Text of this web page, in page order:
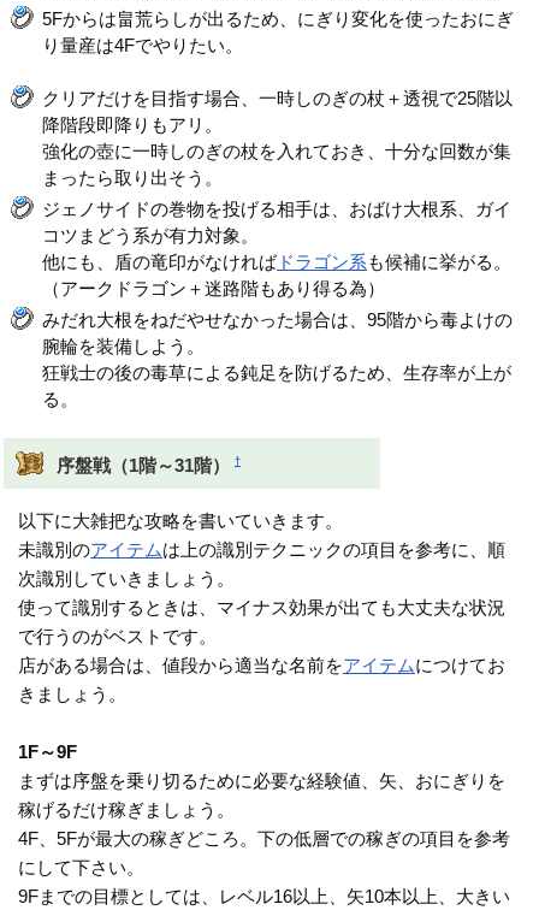
5Fからは畠荒らしが出るため、にぎり変化を使ったおにぎ
り量産は4Fでやりたい。
クリアだけを目指す場合、一時しのぎの杖＋透視で25階以
降階段即降りもアリ。
強化の壺に一時しのぎの杖を入れておき、十分な回数が集
まったら取り出そう。
ジェノサイドの巻物を投げる相手は、おばけ大根系、ガイ
コツまどう系が有力対象。
他にも、盾の竜印がなければドラゴン系も候補に挙がる。
（アークドラゴン＋迷路階もあり得る為）
みだれ大根をねだやせなかった場合は、95階から毒よけの
腕輪を装備しよう。
狂戦士の後の毒草による鈍足を防げるため、生存率が上が
る。
序盤戦（1階～31階） †
以下に大雑把な攻略を書いていきます。
未識別のアイテムは上の識別テクニックの項目を参考に、順
次識別していきましょう。
使って識別するときは、マイナス効果が出ても大丈夫な状況
で行うのがベストです。
店がある場合は、値段から適当な名前をアイテムにつけてお
きましょう。
1F～9F
まずは序盤を乗り切るために必要な経験値、矢、おにぎりを
稼げるだけ稼ぎましょう。
4F、5Fが最大の稼ぎどころ。下の低層での稼ぎの項目を参考
にして下さい。
9Fまでの目標としては、レベル16以上、矢10本以上、大きい